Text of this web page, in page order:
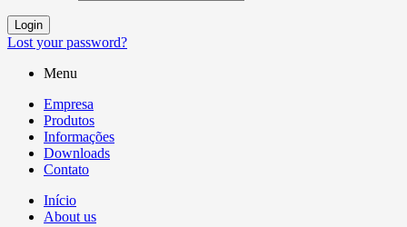
Login
Lost your password?
Menu
Empresa
Produtos
Informações
Downloads
Contato
Início
About us